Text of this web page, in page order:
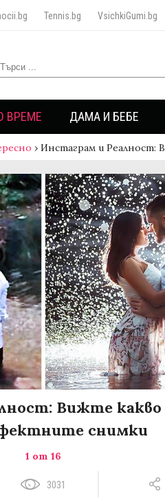
Tennis.bg VsichkiGumi.bg
ВРЕМЕ ДАМА И БЕБЕ
› Инстаграм и Реалност:
Вижте какво
снимки
1 от 16
3031